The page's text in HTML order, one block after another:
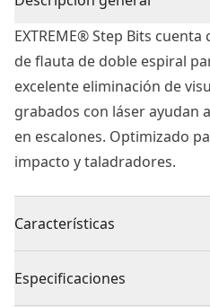
EXTREME® Step Bits
de flauta de doble espiral
excelente eliminación de
grabados con láser ayudan
en escalones. Optimizado
impacto y taladradores.
Características
tres fresadas evitan que la
Especificaciones